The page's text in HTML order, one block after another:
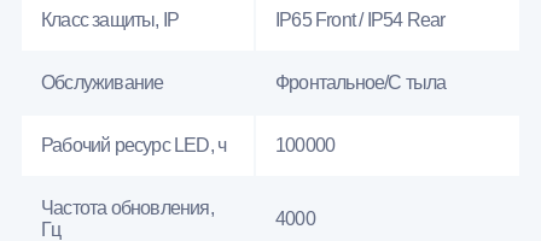
Класс защиты, IP IP65 Front / IP54 Rear
Обслуживание Фронтальное/С тыла
Рабочий ресурс LED, ч 100000
Частота обновления,
Гц
4000